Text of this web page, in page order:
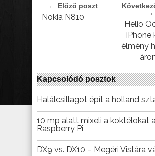
← Előző poszt
Nokia N810
→
Helio
iPhone
élmény
Kapcsolódó posztok
Halálcsillagot épít a holland
10 mp alatt mixeli a koktélokat
Raspberry Pi
DX9 vs. DX10 – Megéri Vistára